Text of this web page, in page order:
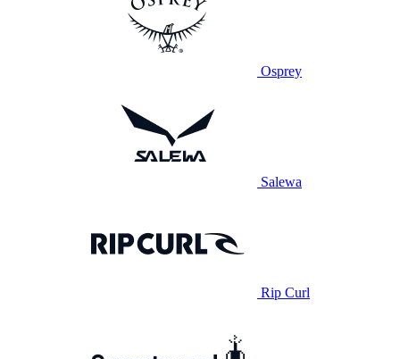
Osprey
Salewa
Rip Curl